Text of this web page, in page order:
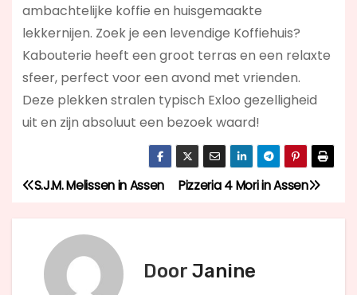
ambachtelijke koffie en huisgemaakte
lekkernijen. Zoek je een levendige Koffiehuis?
Kabouterie heeft een groot terras en een relaxte
sfeer, perfect voor een avond met vrienden.
Deze plekken stralen typisch Exloo gezelligheid
uit en zijn absoluut een bezoek waard!
B
e
Pizzeria 4 Mori in Assen
S.J.M. Melissen in Assen
Door Janine